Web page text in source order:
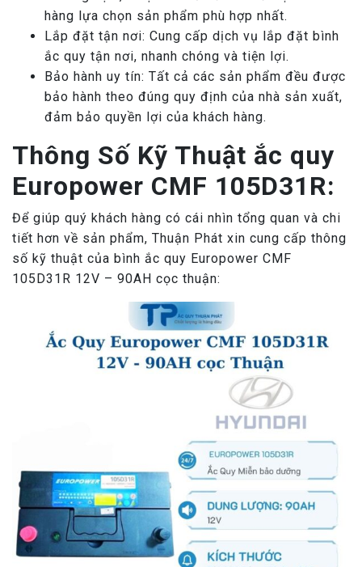
hàng lựa chọn sản phẩm phù hợp nhất.
Lắp đặt tận nơi: Cung cấp dịch vụ lắp đặt bình
ắc quy tận nơi, nhanh chóng và tiện lợi.
Bảo hành uy tín: Tất cả các sản phẩm đều được
bảo hành theo đúng quy định của nhà sản xuất,
đảm bảo quyền lợi của khách hàng.
Thông Số Kỹ Thuật ắc quy
Europower CMF 105D31R:
Để giúp quý khách hàng có cái nhìn tổng quan và chi
tiết hơn về sản phẩm, Thuận Phát xin cung cấp thông
số kỹ thuật của bình ắc quy Europower CMF
105D31R 12V – 90AH cọc thuận: